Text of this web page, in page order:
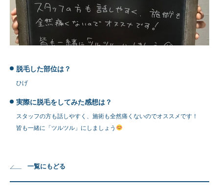
脱毛した部位は？
ひげ
実際に脱毛をしてみた感想は？
スタッフの方も話しやすく、施術も全然痛くないのでオススメです！
皆も一緒に「ツルツル」にしましょう
一覧にもどる